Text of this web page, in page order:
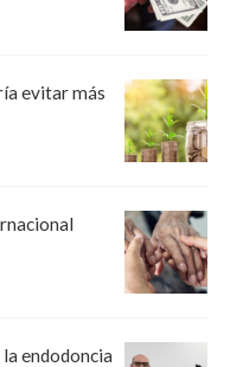
evitar más
endodoncia